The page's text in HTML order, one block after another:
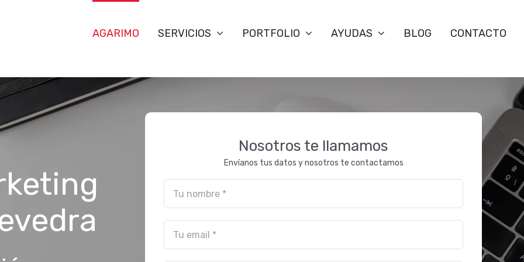
AGARIMO SERVICIOS PORTFOLIO AYUDAS BLOG CONTACTO
Nosotros te llamamos
Envíanos tus datos y nosotros te contactamos